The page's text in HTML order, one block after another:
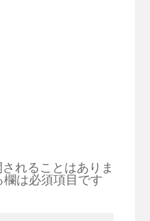
れることはありま
は必須項目です